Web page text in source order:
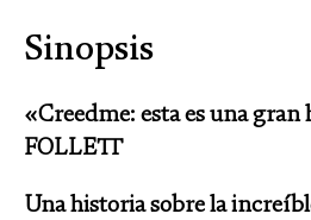
Sinopsis
«Creedme: esta es una
FOLLETT
Una historia sobre la